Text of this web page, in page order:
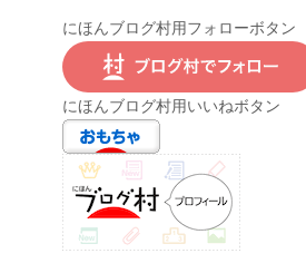
にほんブログ村用フォローボタン
にほんブログ村用いいねボタン